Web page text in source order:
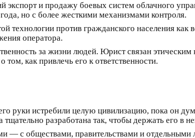
и продажу боевых систем облачного
но с более жесткими механизмами контроля.
технологии против гражданского населения
оператора.
за жизни людей. Юрист связан
как привлечь его к ответственности.
руки истребили целую цивилизацию, пока он
разработана так, чтобы держать его в
— с обществами, правительствами и